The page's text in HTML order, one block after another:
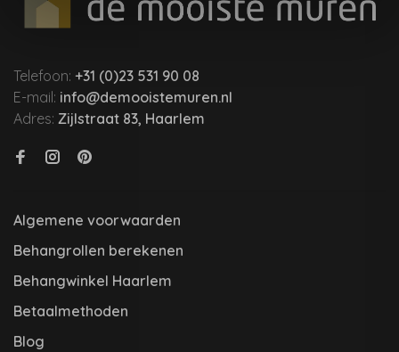
Telefoon: +31 (0)23 531 90 08
E-mail: info@demooistemuren.nl
Adres: Zijlstraat 83, Haarlem
Algemene voorwaarden
Behangrollen berekenen
Behangwinkel Haarlem
Betaalmethoden
Blog